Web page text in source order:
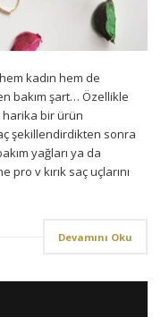
kadın hem de
bakım şart… Özellikle
bir ürün
şekillendirdikten sonra
yağları ya da
v kırık saç uçlarını
Devamını Oku